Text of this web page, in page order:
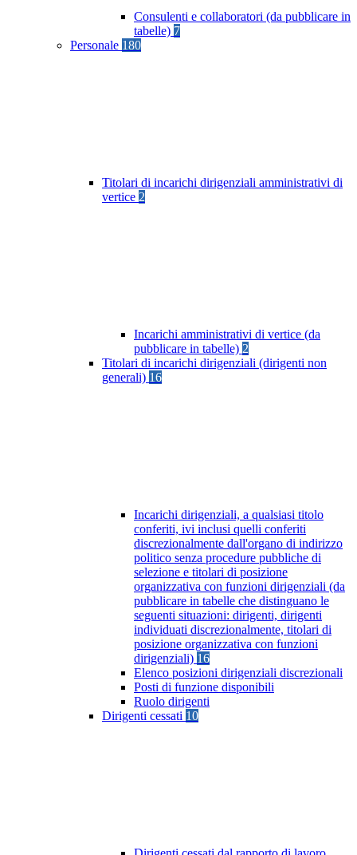
Consulenti e collaboratori (da pubblicare in
tabelle) 7
Personale 180
Titolari di incarichi dirigenziali amministrativi di
vertice 2
Incarichi amministrativi di vertice (da
pubblicare in tabelle) 2
Titolari di incarichi dirigenziali (dirigenti non
generali) 16
Incarichi dirigenziali, a qualsiasi titolo
conferiti, ivi inclusi quelli conferiti
discrezionalmente dall'organo di indirizzo
politico senza procedure pubbliche di
selezione e titolari di posizione
organizzativa con funzioni dirigenziali (da
pubblicare in tabelle che distinguano le
seguenti situazioni: dirigenti, dirigenti
individuati discrezionalmente, titolari di
posizione organizzativa con funzioni
dirigenziali) 16
Elenco posizioni dirigenziali discrezionali
Posti di funzione disponibili
Ruolo dirigenti
Dirigenti cessati 10